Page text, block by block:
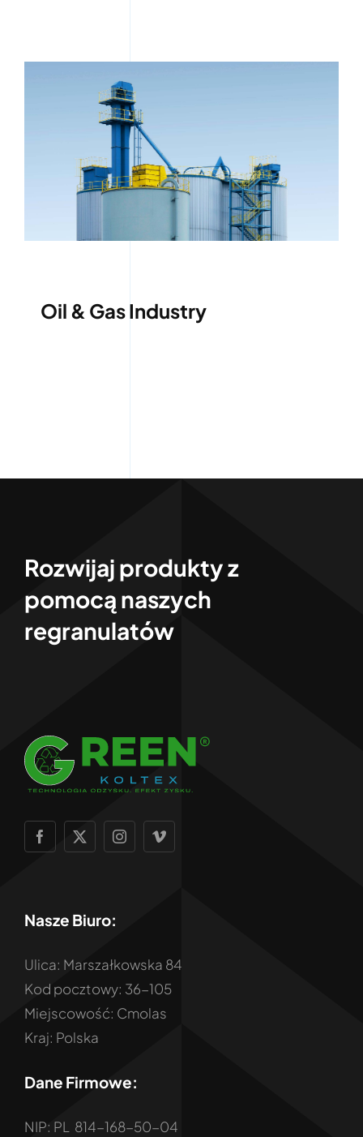
Oil & Gas Industry
Rozwijaj produkty z
pomocą naszych
regranulatów
Nasze Biuro:
Ulica: Marszałkowska 84
Kod pocztowy: 36-105
Miejscowość: Cmolas
Kraj: Polska
Dane Firmowe:
NIP: PL 814-168-50-04